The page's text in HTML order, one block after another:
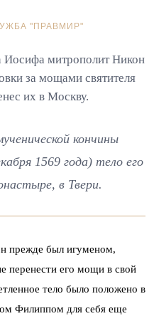
"ПРАВМИР"
Иосифа митрополит Никон
за мощами святителя
их в Москву.
кончины
1569 года) тело его
в Твери.
прежде был игуменом,
перенести его мощи в свой
тело было положено в
Филиппом для себя еще